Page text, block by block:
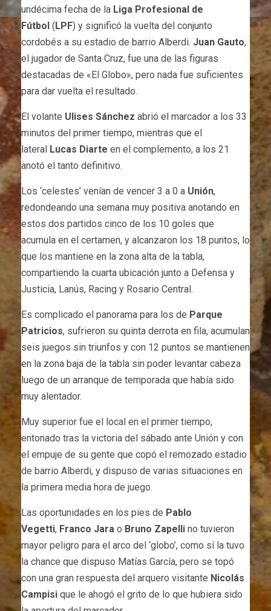
undécima fecha de la Liga Profesional de
Fútbol ( LPF) y significó la vuelta del conjunto
cordobés a su estadio de barrio Alberdi. Juan Gauto,
el jugador de Santa Cruz, fue una de las figuras
destacadas de «El Globo», pero nada fue suficientes
para dar vuelta el resultado.
El volante Ulises Sánchez abrió el marcador a los 33
minutos del primer tiempo, mientras que el
lateral Lucas Diarte en el complemento, a los 21
anotó el tanto definitivo.
Los ‘celestes’ venían de vencer 3 a 0 a Unión,
redondeando una semana muy positiva anotando en
estos dos partidos cinco de los 10 goles que
acumula en el certamen, y alcanzaron los 18 puntos, lo
que los mantiene en la zona alta de la tabla,
compartiendo la cuarta ubicación junto a Defensa y
Justicia, Lanús, Racing y Rosario Central.
Es complicado el panorama para los de Parque
Patricios, sufrieron su quinta derrota en fila, acumulan
seis juegos sin triunfos y con 12 puntos se mantienen
en la zona baja de la tabla sin poder levantar cabeza
luego de un arranque de temporada que había sido
muy alentador.
Muy superior fue el local en el primer tiempo,
entonado tras la victoria del sábado ante Unión y con
el empuje de su gente que copó el remozado estadio
de barrio Alberdi, y dispuso de varias situaciones en
la primera media hora de juego.
Las oportunidades en los pies de Pablo
Vegetti, Franco Jara o Bruno Zapelli no tuvieron
mayor peligro para el arco del ‘globo’, como sí la tuvo
la chance que dispuso Matías García, pero se topó
con una gran respuesta del arquero visitante Nicolás
Campisi que le ahogó el grito de lo que hubiera sido